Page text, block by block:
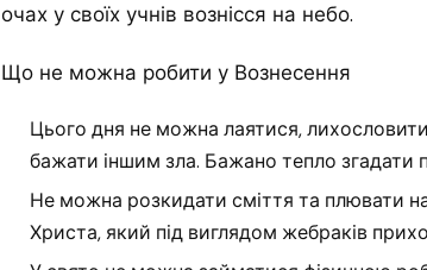
очах у своїх учнів вознісся на небо.
Що не можна робити у Вознесення
Цього дня не можна лаятися,
бажати іншим зла. Бажано тепло згадати
Не можна розкидати сміття та плювати
Христа, який під виглядом жебраків